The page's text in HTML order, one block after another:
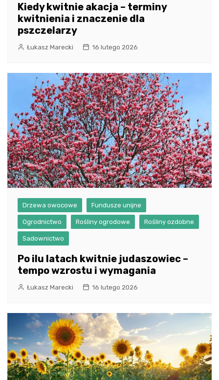
Kiedy kwitnie akacja – terminy
kwitnienia i znaczenie dla
pszczelarzy
Łukasz Marecki 16 lutego 2026
Drzewa owocowe Fundusze unijne
Ogrodnictwo Rośliny ogrodowe Rośliny ozdobne
Sadownictwo
Po ilu latach kwitnie judaszowiec –
tempo wzrostu i wymagania
Łukasz Marecki 16 lutego 2026